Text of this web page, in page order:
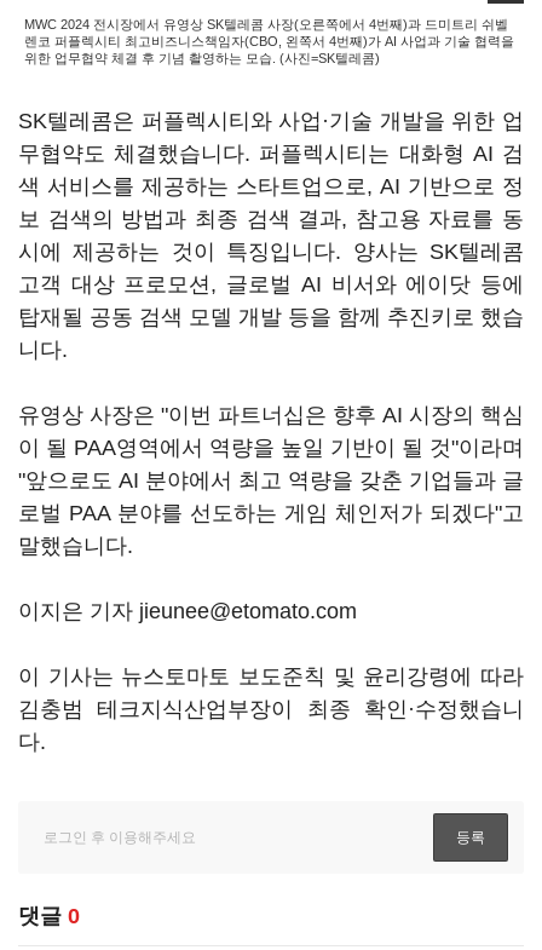
MWC 2024 전시장에서 유영상 SK텔레콤 사장(오른쪽에서 4번째)과 드미트리 쉬벨
렌코 퍼플렉시티 최고비즈니스책임자(CBO, 왼쪽서 4번째)가 AI 사업과 기술 협력을
위한 업무협약 체결 후 기념 촬영하는 모습. (사진=SK텔레콤)
SK텔레콤은 퍼플렉시티와 사업·기술 개발을 위한 업
무협약도 체결했습니다. 퍼플렉시티는 대화형 AI 검
색 서비스를 제공하는 스타트업으로, AI 기반으로 정
보 검색의 방법과 최종 검색 결과, 참고용 자료를 동
시에 제공하는 것이 특징입니다. 양사는 SK텔레콤
고객 대상 프로모션, 글로벌 AI 비서와 에이닷 등에
탑재될 공동 검색 모델 개발 등을 함께 추진키로 했습
니다.
유영상 사장은 "이번 파트너십은 향후 AI 시장의 핵심
이 될 PAA영역에서 역량을 높일 기반이 될 것"이라며
"앞으로도 AI 분야에서 최고 역량을 갖춘 기업들과 글
로벌 PAA 분야를 선도하는 게임 체인저가 되겠다"고
말했습니다.
이지은 기자 jieunee@etomato.com
이 기사는 뉴스토마토 보도준칙 및 윤리강령에 따라
김충범 테크지식산업부장이 최종 확인·수정했습니
다.
댓글 0